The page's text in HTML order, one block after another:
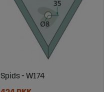
Spids - W174